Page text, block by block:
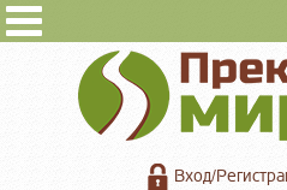
Вход/